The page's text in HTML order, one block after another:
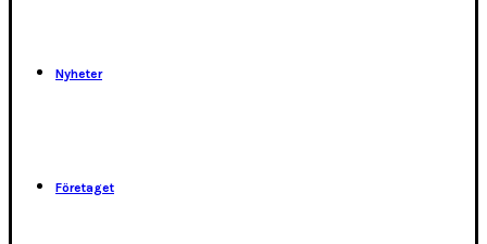
Nyheter
Företaget